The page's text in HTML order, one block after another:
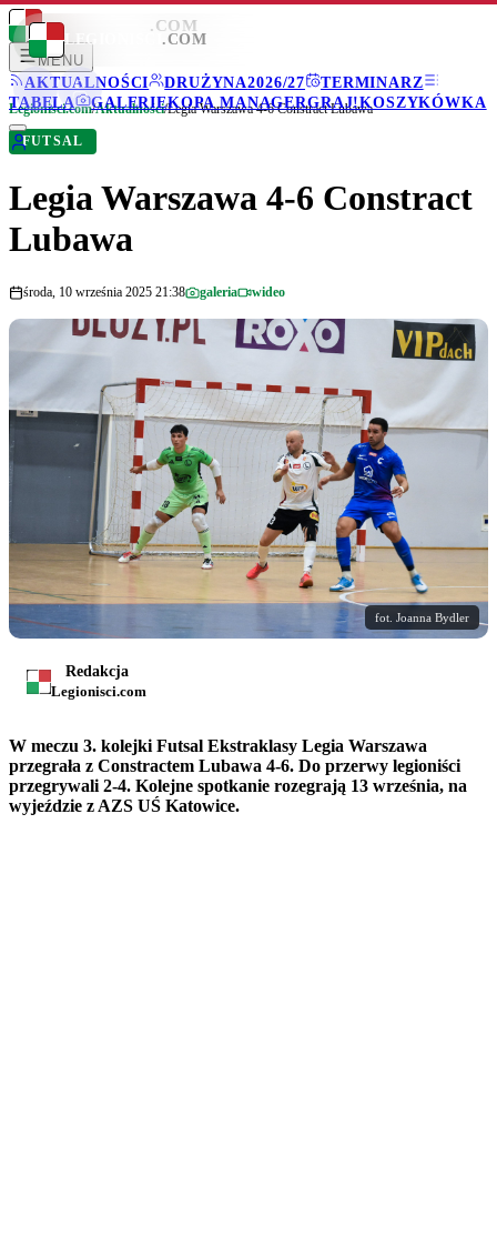
LEGIONISCI .COM
MENU
AKTUALNOŚCI
DRUŻYNA2026/27
TERMINARZ
TABELA
GALERIEKOPA MANAGERGRAJ!KOSZYKÓWKA
LEGIONISCI .COM
Legionisci.com/Aktualności/Legia Warszawa 4-6 Constract Lubawa
FUTSAL
Legia Warszawa 4-6 Constract
Lubawa
środa, 10 września 2025 21:38 galeria wideo
fot. Joanna Bydler
Redakcja
Legionisci.com
W meczu 3. kolejki Futsal Ekstraklasy Legia Warszawa
przegrała z Constractem Lubawa 4-6. Do przerwy legioniści
przegrywali 2-4. Kolejne spotkanie rozegrają 13 września, na
wyjeździe z AZS UŚ Katowice.